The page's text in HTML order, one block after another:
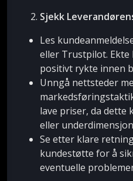
Sjekk
Les
eller Trustpilot.
positivt rykte innen
Unngå nettsteder
lave priser, da dette
eller
Se etter klare
kundestøtte for å
eventuelle